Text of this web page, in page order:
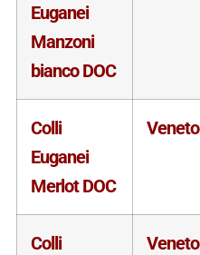
Euganei
Manzoni
bianco DOC
Colli
Euganei
Merlot DOC
Veneto
Colli
Veneto